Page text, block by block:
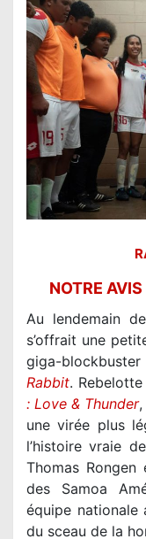
NOTRE AVIS
Au lendemain de
s’offrait une
giga-
Rabbit.
: Love & Thunder,
une virée plus
l’histoire vraie
Thomas Rongen
des Samoa
équipe nationale
du sceau de la